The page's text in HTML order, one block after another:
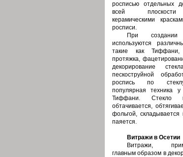
росписью отдельных
всей
керамическими
росписи.
При создании
используются
такие как Тиффани,
протяжка,
декорирование
пескоструйной
роспись по
популярная техника
Тиффани. Стекло
обтачивается,
фольгой, складывается
паяется.
Витражи в Осетии
Витражи,
главным образом в